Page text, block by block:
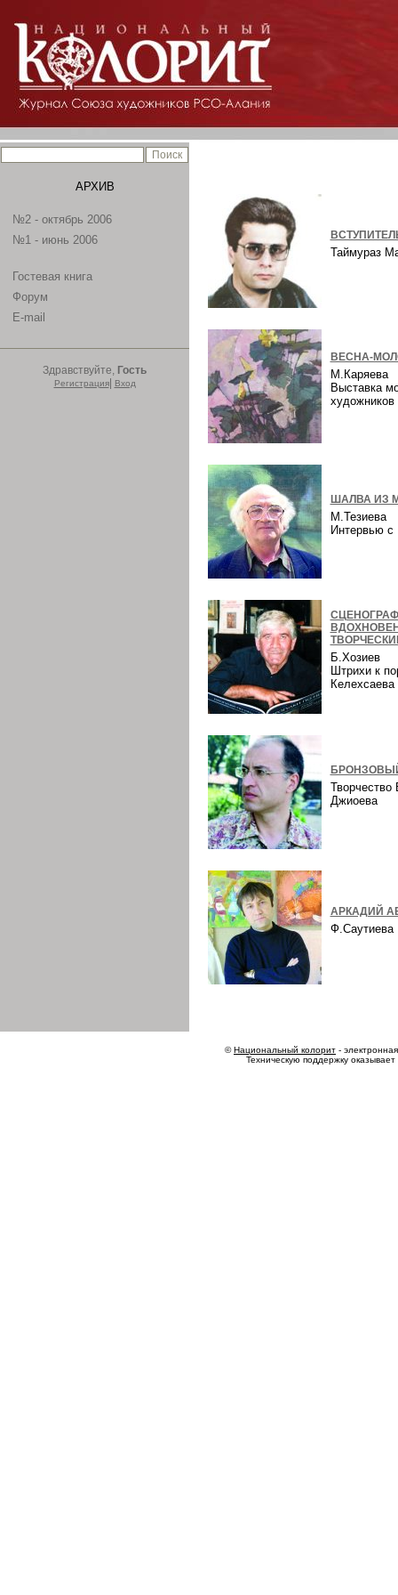
АРХИВ
№2 - октябрь 2006
№1 - июнь 2006
Гостевая книга
Форум
E-mail
Здравствуйте, Гость
Регистрация| Вход
Таймураз
ВЕСНА-
М.Каряева
Выставка
ШАЛВА ИЗ
М.Тезиева
Интервью
Б.Хозиев
Штрихи к
Творчество
Джиоева
АРКАДИЙ
©Национальный колорит -
Техническую поддержку